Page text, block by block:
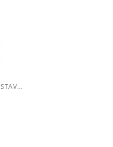
PRIBOR I MATERIJALI ZA POSTAVLJANJE PLOČICA